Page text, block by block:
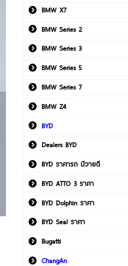
BMW X7
BMW Series 2
BMW Series 3
BMW Series 5
BMW Series 7
BMW Z4
BYD
Dealers BYD
BYD ราคารถ บีวายดี
BYD ATTO 3 ราคา
BYD Dolphin ราคา
BYD Seal ราคา
Bugatti
ChangAn